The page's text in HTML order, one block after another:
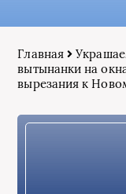
Главная
вытынанки на
вырезания к